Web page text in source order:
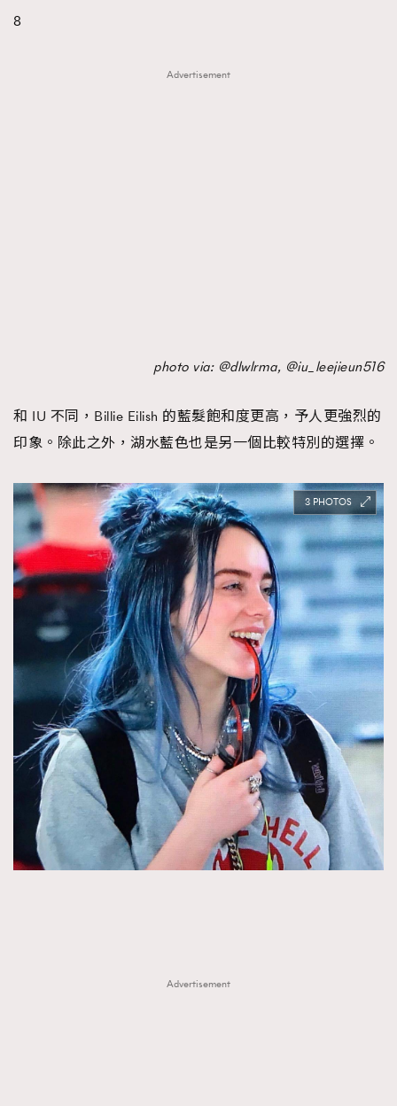
8
Advertisement
photo via: @dlwlrma, @iu_leejieun516
和 IU 不同，Billie Eilish 的藍髮飽和度更高，予人更強烈的
印象。除此之外，湖水藍色也是另一個比較特別的選擇。
3
Advertisement